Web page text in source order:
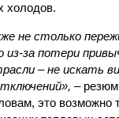
холодов.
не столько
из-за потери
– не искать
–
это возможно